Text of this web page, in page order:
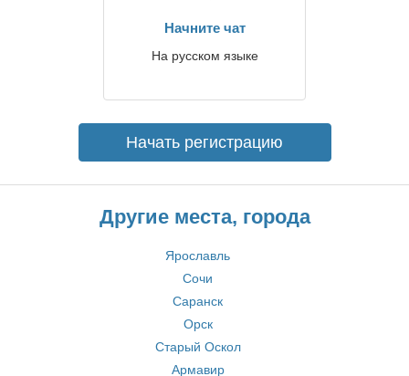
Начните чат
На русском языке
Начать регистрацию
Другие места, города
Ярославль
Сочи
Саранск
Орск
Старый Оскол
Армавир